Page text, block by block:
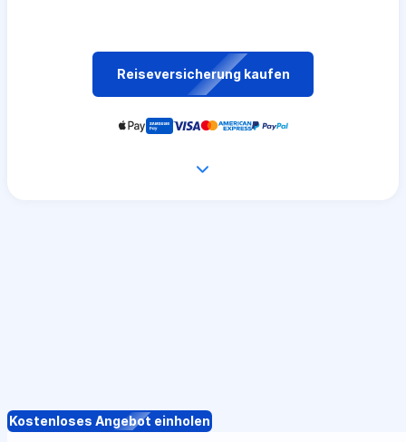
Reiseversicherung kaufen
Kostenloses Angebot einholen